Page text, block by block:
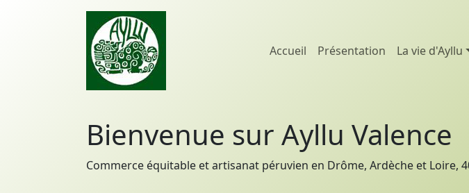
Accueil Présentation La vie d'Ayllu
Bienvenue sur Ayllu Valence
Commerce équitable et artisanat péruvien en Drôme, Ardèche et Loire,